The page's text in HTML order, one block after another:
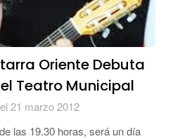
Oriente Debuta
Teatro Municipal
21 marzo 2012
las 19.30 horas, será un día